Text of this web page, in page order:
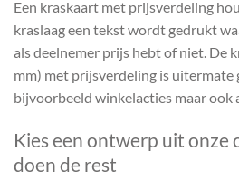
Een kraskaart met prijsverdeling
kraslaag een tekst wordt gedrukt
als deelnemer prijs hebt of niet. De
mm) met prijsverdeling is uitermate
bijvoorbeeld winkelacties maar ook
Kies een ontwerp uit onze
doen de rest